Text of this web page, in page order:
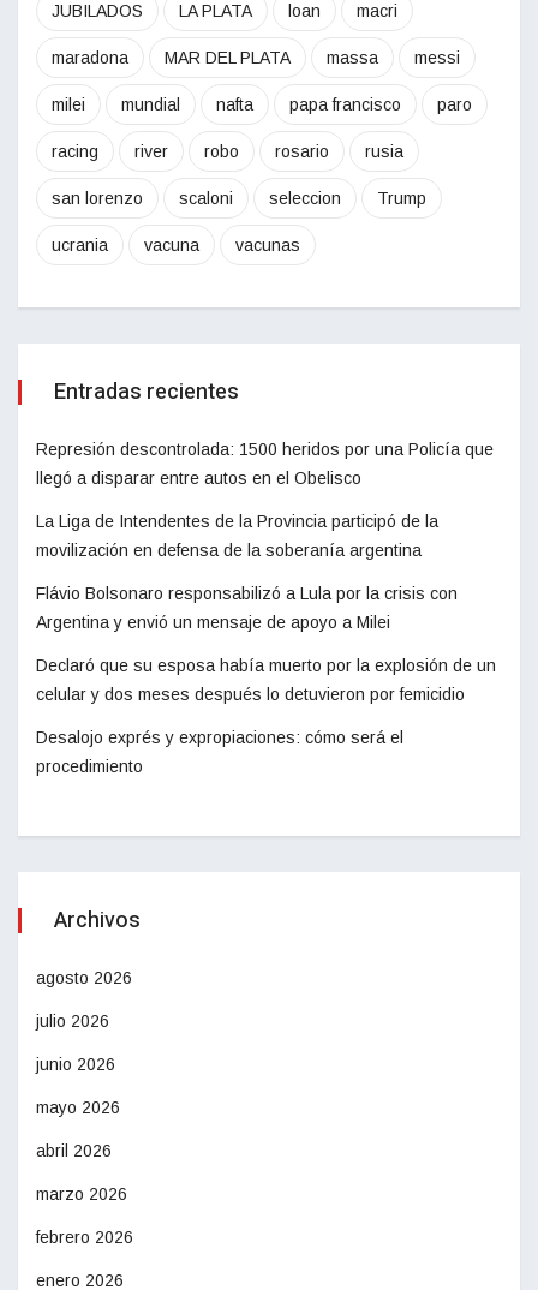
JUBILADOS LA PLATA loan macri
maradona MAR DEL PLATA massa messi
milei mundial nafta papa francisco paro
racing river robo rosario rusia
san lorenzo scaloni seleccion Trump
ucrania vacuna vacunas
Entradas recientes
Represión descontrolada: 1500 heridos por una Policía que
llegó a disparar entre autos en el Obelisco
La Liga de Intendentes de la Provincia participó de la
movilización en defensa de la soberanía argentina
Flávio Bolsonaro responsabilizó a Lula por la crisis con
Argentina y envió un mensaje de apoyo a Milei
Declaró que su esposa había muerto por la explosión de un
celular y dos meses después lo detuvieron por femicidio
Desalojo exprés y expropiaciones: cómo será el
procedimiento
Archivos
agosto 2026
julio 2026
junio 2026
mayo 2026
abril 2026
marzo 2026
febrero 2026
enero 2026